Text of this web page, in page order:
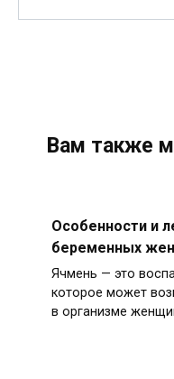
Вам также
Особенности и
беременных
Ячмень — это
которое может
в организме